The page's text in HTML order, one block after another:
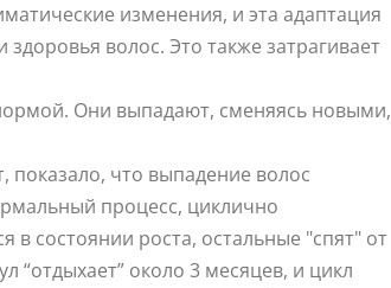
изменения, и эта адаптация
волос. Это также затрагивает
Они выпадают, сменяясь новыми,
что выпадение волос
процесс, циклично
состоянии роста, остальные "спят" от
“отдыхает” около 3 месяцев, и цикл